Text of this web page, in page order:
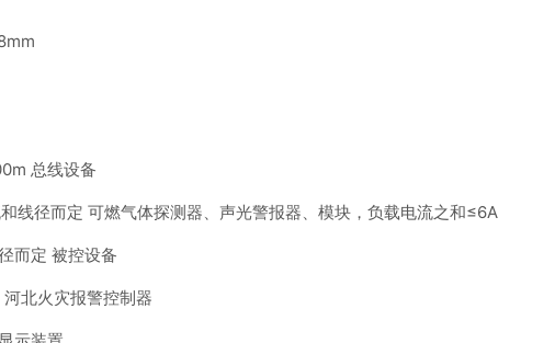
总线设备
线径而定 可燃气体探测器、声光警报器、模块，负载电流之和≤6A
而定 被控设备
北火灾报警控制器